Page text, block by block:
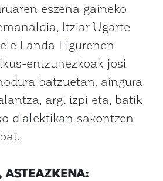
eszena gaineko
Itziar Ugarte
Landa Eigurenen
entzunezkoak josi
batzuetan, aingura
argi izpi eta, batik
dialektikan sakontzen